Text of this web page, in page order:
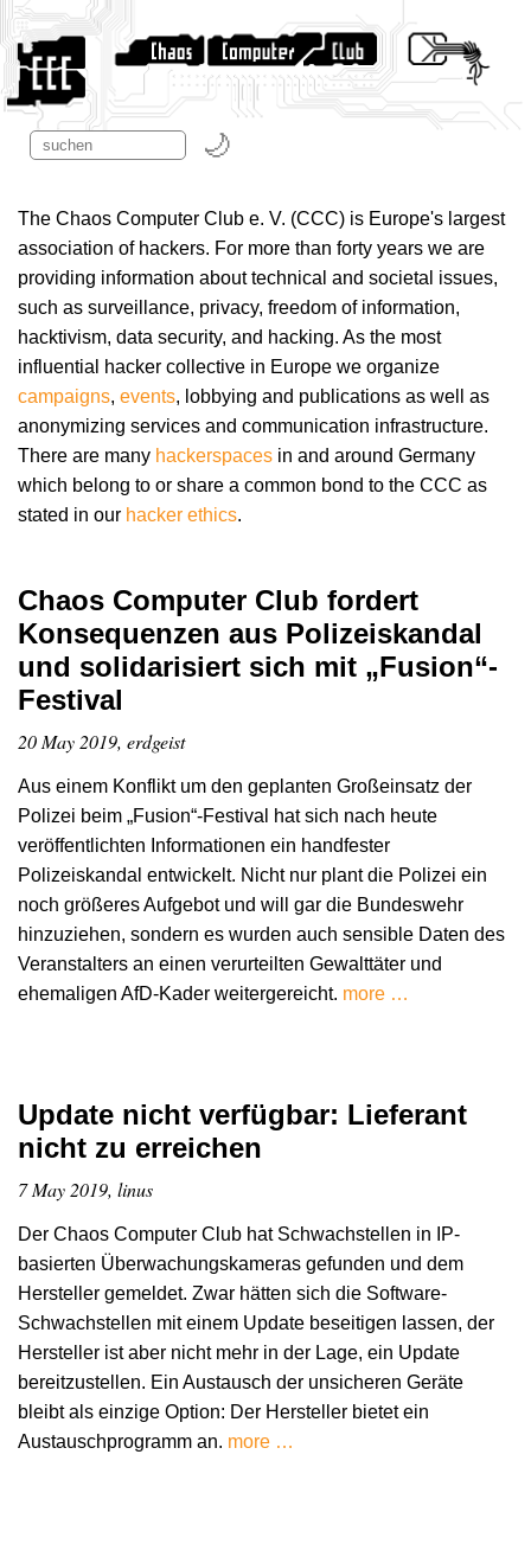
The Chaos Computer Club e. V. (CCC) is Europe's largest
association of hackers. For more than forty years we are
providing information about technical and societal issues,
such as surveillance, privacy, freedom of information,
hacktivism, data security, and hacking. As the most
influential hacker collective in Europe we organize
campaigns, events, lobbying and publications as well as
anonymizing services and communication infrastructure.
There are many hackerspaces in and around Germany
which belong to or share a common bond to the CCC as
stated in our hacker ethics.
Chaos Computer Club fordert
Konsequenzen aus Polizeiskandal
und solidarisiert sich mit „Fusion“-
Festival
20 May 2019, erdgeist
Aus einem Konflikt um den geplanten Großeinsatz der
Polizei beim „Fusion“-Festival hat sich nach heute
veröffentlichten Informationen ein handfester
Polizeiskandal entwickelt. Nicht nur plant die Polizei ein
noch größeres Aufgebot und will gar die Bundeswehr
hinzuziehen, sondern es wurden auch sensible Daten des
Veranstalters an einen verurteilten Gewalttäter und
ehemaligen AfD-Kader weitergereicht. more …
Update nicht verfügbar: Lieferant
nicht zu erreichen
7 May 2019, linus
Der Chaos Computer Club hat Schwachstellen in IP-
basierten Überwachungskameras gefunden und dem
Hersteller gemeldet. Zwar hätten sich die Software-
Schwachstellen mit einem Update beseitigen lassen, der
Hersteller ist aber nicht mehr in der Lage, ein Update
bereitzustellen. Ein Austausch der unsicheren Geräte
bleibt als einzige Option: Der Hersteller bietet ein
Austauschprogramm an. more …